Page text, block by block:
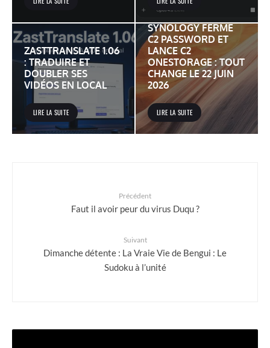
ZASTTRANSLATE 1.06
: TRADUIRE ET
DOUBLER SES
VIDÉOS EN LOCAL
LIRE LA SUITE
SYNOLOGY FERME
C2 PASSWORD ET
LANCE C2
ONESTORAGE : TOUT
CHANGE LE 22 JUIN
2026
LIRE LA SUITE
Précédent
Faut il avoir peur du virus Duqu ?
Suivant
Dimanche détente : La Vraie Vie de Bengui : Le
Sudoku à l’unité